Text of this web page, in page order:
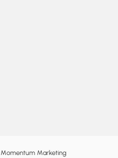
Momentum Marketing